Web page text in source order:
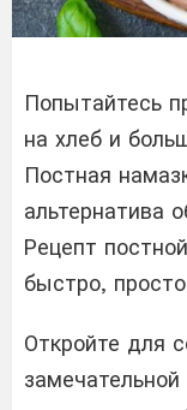
Попытайтесь
на хлеб и
Постная
альтернатива
Рецепт
быстро,
Откройте для